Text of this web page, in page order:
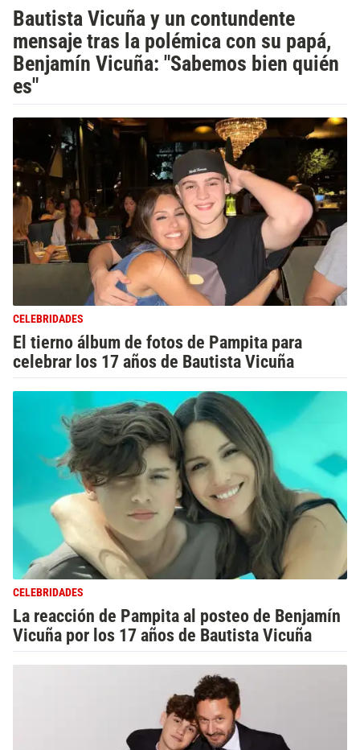
Bautista Vicuña y un contundente
mensaje tras la polémica con su papá,
Benjamín Vicuña: "Sabemos bien quién
es"
CELEBRIDADES
El tierno álbum de fotos de Pampita para
celebrar los 17 años de Bautista Vicuña
CELEBRIDADES
La reacción de Pampita al posteo de Benjamín
Vicuña por los 17 años de Bautista Vicuña